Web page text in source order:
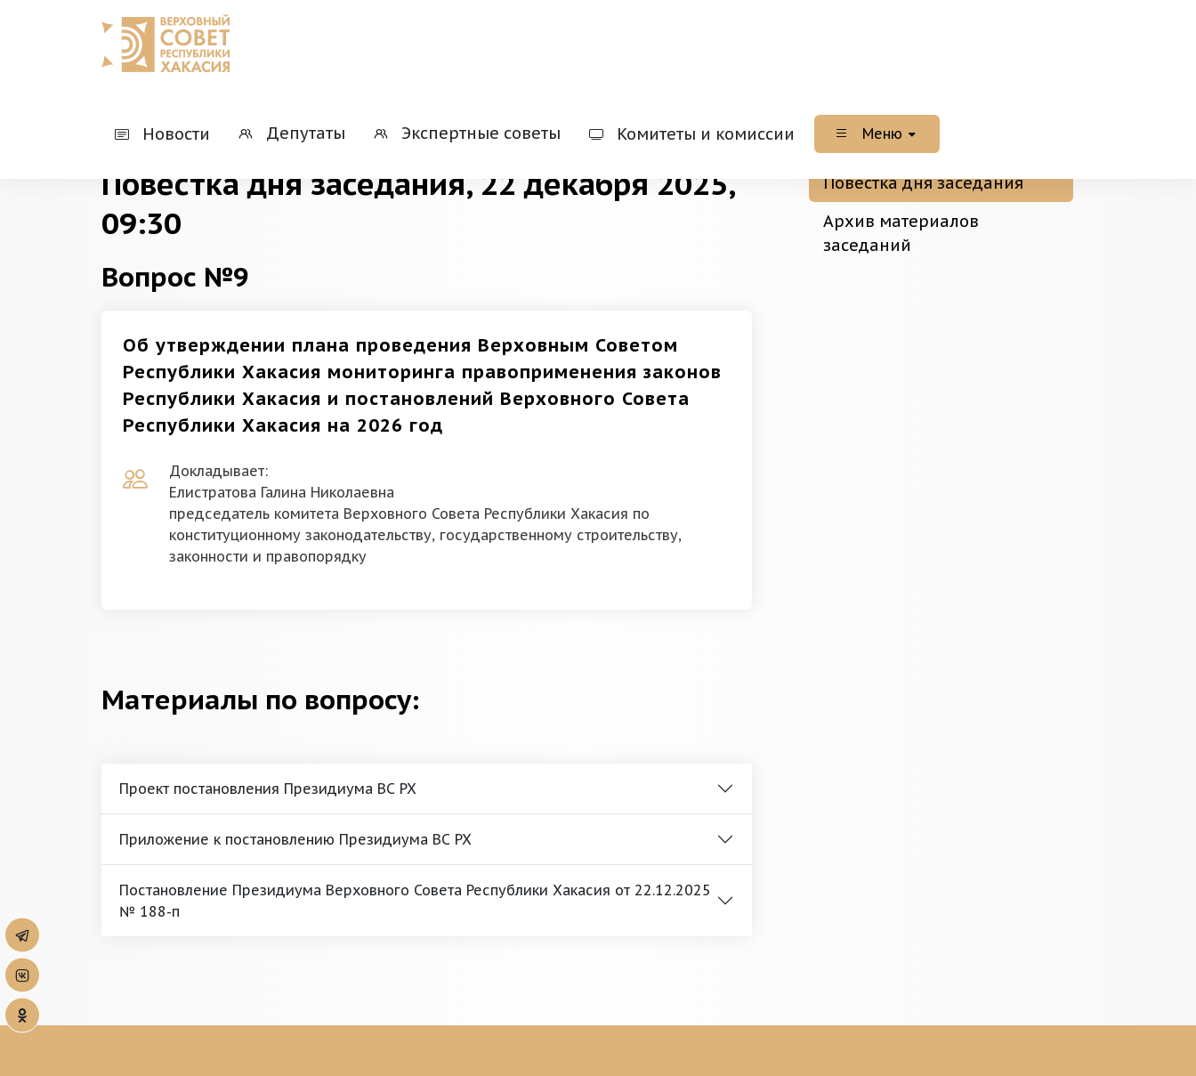
Новости Депутаты Экспертные советы Комитеты и комиссии Меню
Повестка дня заседания
Архив материалов
заседаний
Повестка дня заседания, 22 декабря 2025,
09:30
Вопрос №9
Об утверждении плана проведения Верховным Советом
Республики Хакасия мониторинга правоприменения законов
Республики Хакасия и постановлений Верховного Совета
Республики Хакасия на 2026 год
Докладывает:
Елистратова Галина Николаевна
председатель комитета Верховного Совета Республики Хакасия по
конституционному законодательству, государственному строительству,
законности и правопорядку
Материалы по вопросу:
Проект постановления Президиума ВС РХ
Приложение к постановлению Президиума ВС РХ
Постановление Президиума Верховного Совета Республики Хакасия от 22.12.2025
№ 188-п